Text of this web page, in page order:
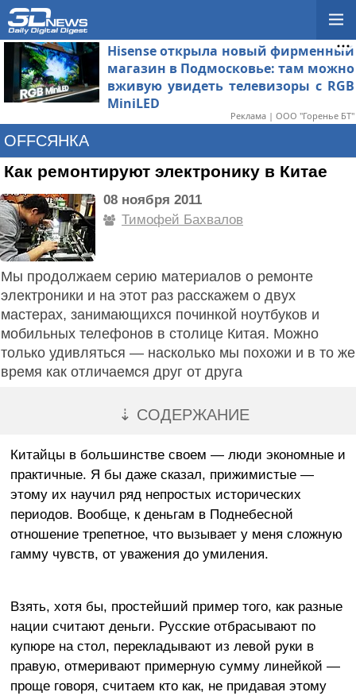
Hisense открыла новый фирменный
магазин в Подмосковье: там можно
вживую увидеть телевизоры с RGB
MiniLED
Реклама | ООО "Горенье БТ"
OFFСЯНКА
Как ремонтируют электронику в Китае
08 ноября 2011
Тимофей Бахвалов
Мы продолжаем серию материалов о ремонте
электроники и на этот раз расскажем о двух
мастерах, занимающихся починкой ноутбуков и
мобильных телефонов в столице Китая. Можно
только удивляться — насколько мы похожи и в то же
время как отличаемся друг от друга
⇣ СОДЕРЖАНИЕ
Китайцы в большинстве своем — люди экономные и
практичные. Я бы даже сказал, прижимистые —
этому их научил ряд непростых исторических
периодов. Вообще, к деньгам в Поднебесной
отношение трепетное, что вызывает у меня сложную
гамму чувств, от уважения до умиления.
Взять, хотя бы, простейший пример того, как разные
нации считают деньги. Русские отбрасывают по
купюре на стол, перекладывают из левой руки в
правую, отмеривают примерную сумму линейкой —
проще говоря, считаем кто как, не придавая этому